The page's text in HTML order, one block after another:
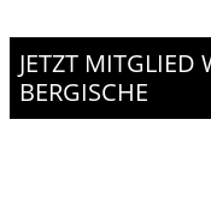
JETZT MITGLIED
BERGISCHE